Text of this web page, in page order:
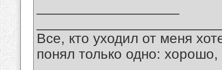
Все, кто уходил от меня
понял только одно: